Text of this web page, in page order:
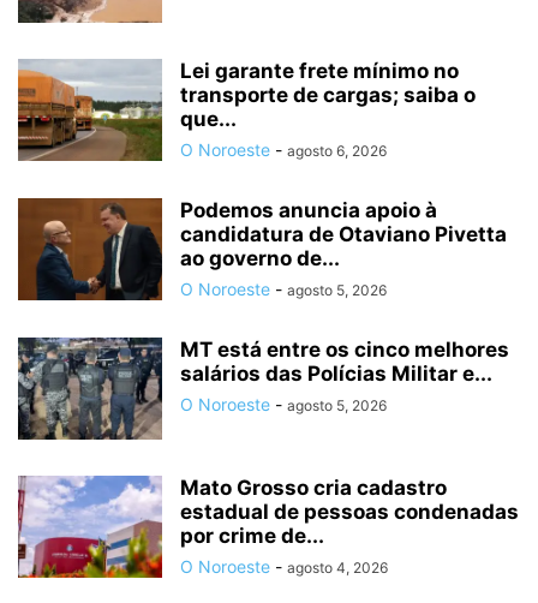
Lei garante frete mínimo no
transporte de cargas; saiba o
que...
O Noroeste - agosto 6, 2026
Podemos anuncia apoio à
candidatura de Otaviano Pivetta
ao governo de...
O Noroeste - agosto 5, 2026
MT está entre os cinco melhores
salários das Polícias Militar e...
O Noroeste - agosto 5, 2026
Mato Grosso cria cadastro
estadual de pessoas condenadas
por crime de...
O Noroeste - agosto 4, 2026